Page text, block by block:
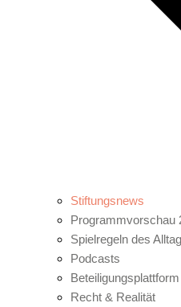
Stiftungsnews
Programmvorschau
Spielregeln des
Podcasts
Beteiligungsplattform
Recht & Realität